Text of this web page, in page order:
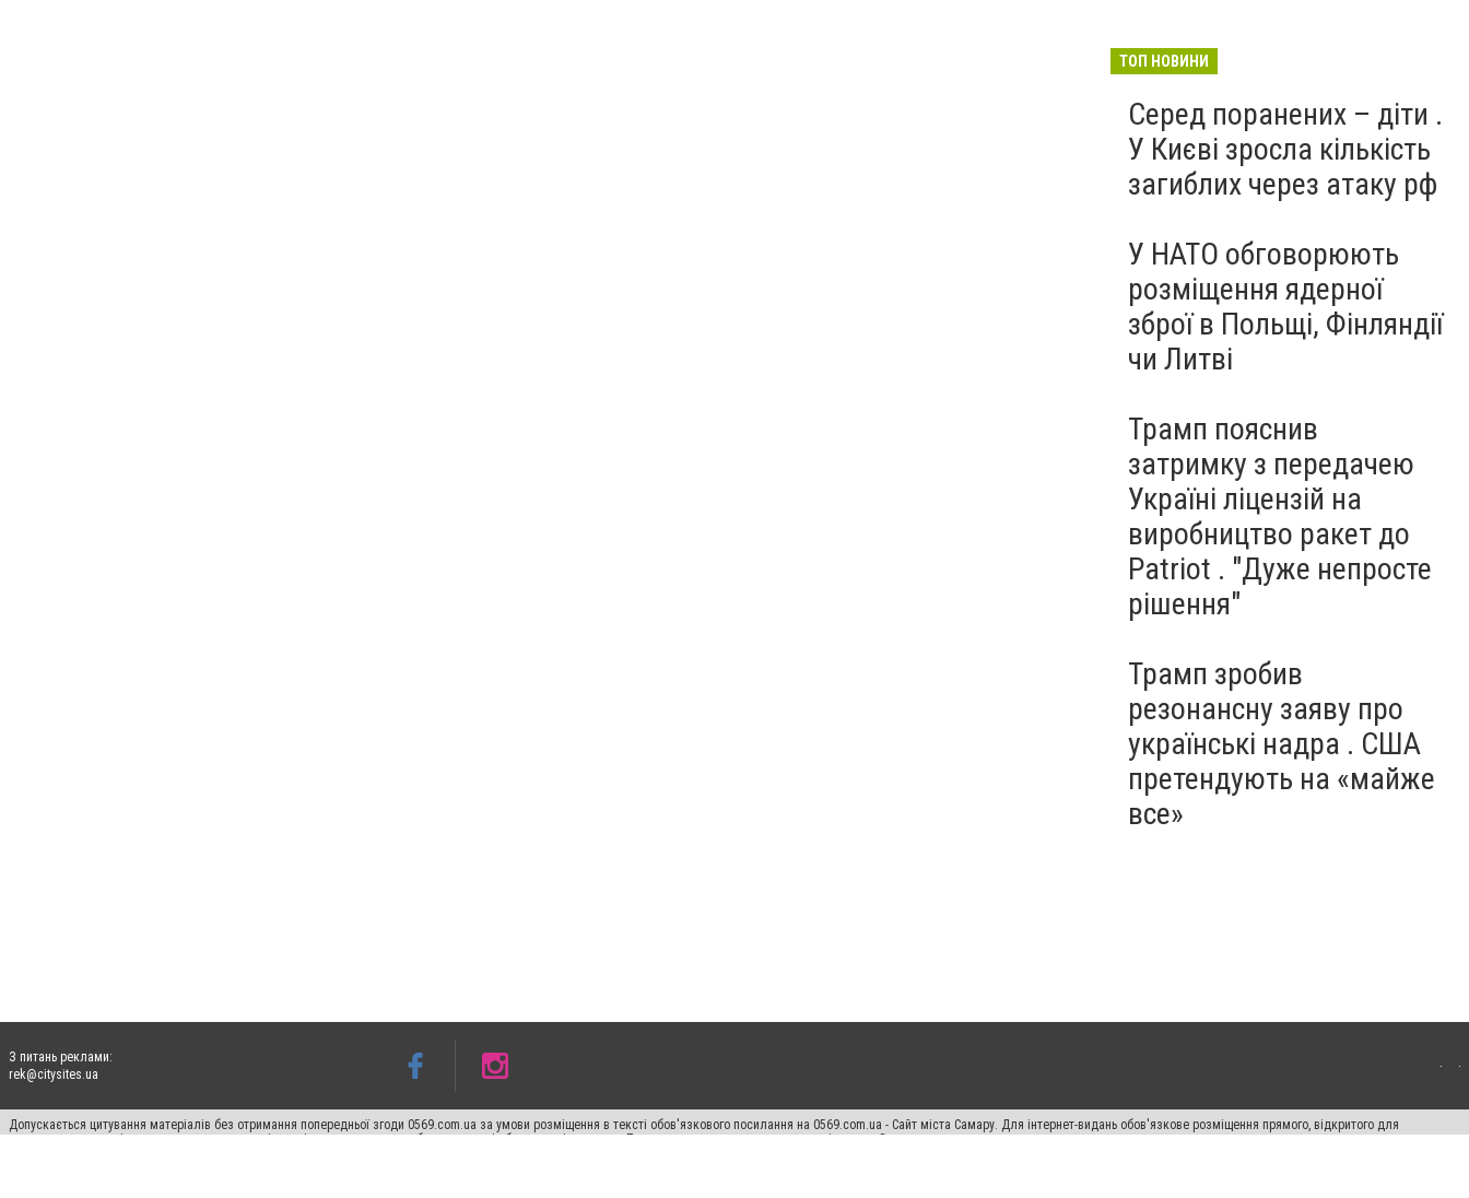
ТОП НОВИНИ
Серед поранених – діти .
У Києві зросла кількість
загиблих через атаку рф
У НАТО обговорюють
розміщення ядерної
зброї в Польщі, Фінляндії
чи Литві
Трамп пояснив
затримку з передачею
Україні ліцензій на
виробництво ракет до
Patriot . "Дуже непросте
рішення"
Трамп зробив
резонансну заяву про
українські надра . США
претендують на «майже
все»
З питань реклами:
rek@citysites.ua
Допускається цитування матеріалів без отримання попередньої згоди 0569.com.ua за умови розміщення в тексті обов'язкового посилання на 0569.com.ua - Сайт міста Самару. Для інтернет-видань обов'язкове розміщення прямого, відкритого для
пошукових систем гіперпосилання на цитовані статті не нижче другого абзацу в тексті або в якості джерела. Порушення виняткових прав переслідується Законом.